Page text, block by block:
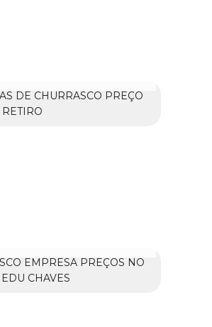
DE CHURRASCO PREÇO
EMPRESA PREÇOS NO
CHAVES